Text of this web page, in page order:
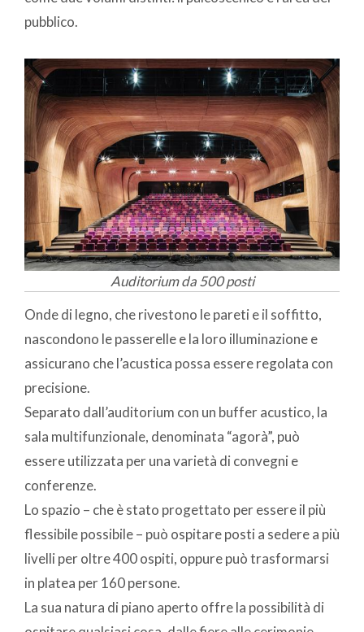
pubblico.
Auditorium da 500 posti
Onde di legno, che rivestono le pareti e il soffitto,
nascondono le passerelle e la loro illuminazione e
assicurano che l’acustica possa essere regolata con
precisione.
Separato dall’auditorium con un buffer acustico, la
sala multifunzionale, denominata “agorà”, può
essere utilizzata per una varietà di convegni e
conferenze.
Lo spazio – che è stato progettato per essere il più
flessibile possibile – può ospitare posti a sedere a più
livelli per oltre 400 ospiti, oppure può trasformarsi
in platea per 160 persone.
La sua natura di piano aperto offre la possibilità di